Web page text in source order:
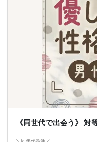
《同世代で出会う》 対
＼同年代婚活／